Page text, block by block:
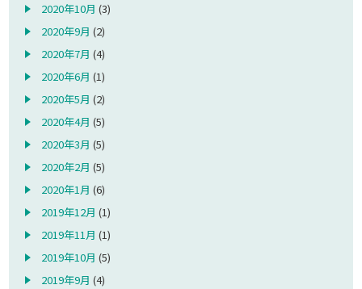
2020年10月 (3)
2020年9月 (2)
2020年7月 (4)
2020年6月 (1)
2020年5月 (2)
2020年4月 (5)
2020年3月 (5)
2020年2月 (5)
2020年1月 (6)
2019年12月 (1)
2019年11月 (1)
2019年10月 (5)
2019年9月 (4)